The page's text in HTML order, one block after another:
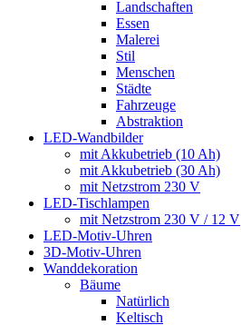
Landschaften
Essen
Malerei
Stil
Menschen
Städte
Fahrzeuge
Abstraktion
LED-Wandbilder
mit Akkubetrieb (10 Ah)
mit Akkubetrieb (30 Ah)
mit Netzstrom 230 V
LED-Tischlampen
mit Netzstrom 230 V / 12 V
LED-Motiv-Uhren
3D-Motiv-Uhren
Wanddekoration
Bäume
Natürlich
Keltisch